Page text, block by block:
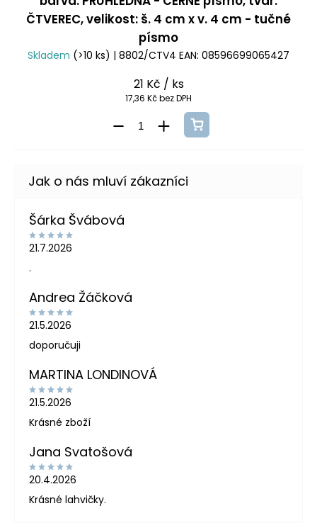
ČTVEREC, velikost: š. 4 cm x v. 4 cm - tučné
písmo
Skladem (>10 ks) | 8802/CTV4 EAN: 08596699065427
21 Kč / ks
17,36 Kč bez DPH
Šárka Švábová
21.7.2026
.
Andrea Žáčková
21.5.2026
doporučuji
MARTINA LONDINOVÁ
21.5.2026
Krásné zboží
Jana Svatošová
20.4.2026
Krásné lahvičky.